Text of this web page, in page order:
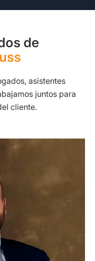
de
asistentes
juntos para
cliente.